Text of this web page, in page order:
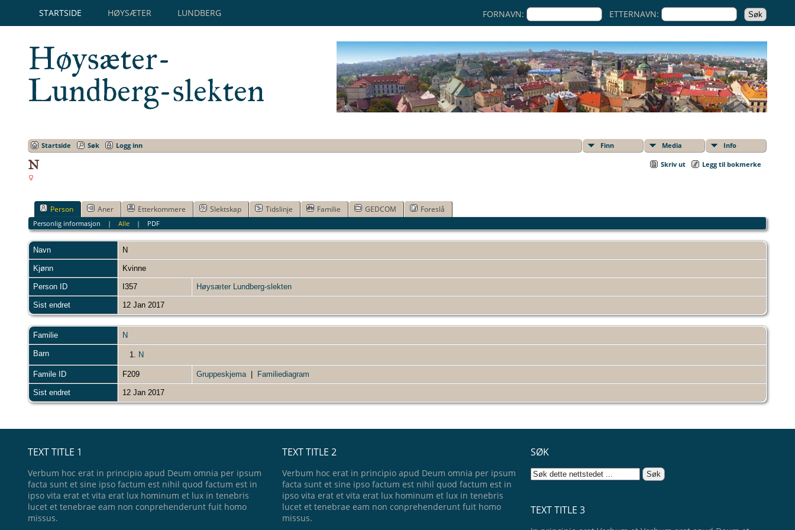
STARTSIDE HØYSÆTER LUNDBERG FORNAVN: ETTERNAVN:
Høysæter-
Lundberg-slekten
Finn Media Info
Startside Søk Logg inn
Skriv ut Legg til bokmerke
N
Person Aner Etterkommere Slektskap Tidslinje Familie GEDCOM Foreslå
Personlig informasjon | Alle| PDF
Navn N
Kjønn Kvinne
Person ID I357 Høysæter Lundberg-slekten
Sist endret 12 Jan 2017
Familie N
Barn 1. N
Famile ID F209 Gruppeskjema| Familiediagram
Sist endret 12 Jan 2017
TEXT TITLE 1
Verbum hoc erat in principio apud Deum omnia per ipsum
facta sunt et sine ipso factum est nihil quod factum est in
ipso vita erat et vita erat lux hominum et lux in tenebris
lucet et tenebrae eam non conprehenderunt fuit homo
missus.
TEXT TITLE 2
Verbum hoc erat in principio apud Deum omnia per ipsum
facta sunt et sine ipso factum est nihil quod factum est in
ipso vita erat et vita erat lux hominum et lux in tenebris
lucet et tenebrae eam non conprehenderunt fuit homo
missus.
SØK
TEXT TITLE 3